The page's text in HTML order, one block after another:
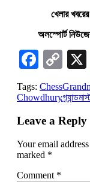
খেলার
অলস্পোর্ট
Link
Tags: Chess
Chowdhury
Leave a Reply
Your email
marked *
Comment *